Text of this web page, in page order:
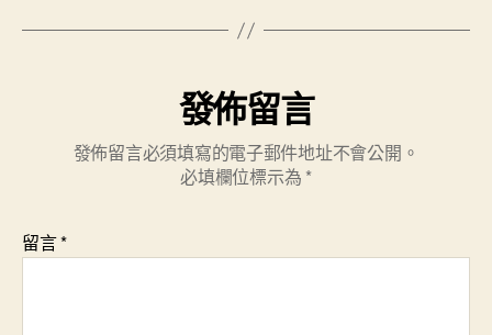
發佈留言
發佈留言必須填寫的電子郵件地址不會公開。
必填欄位標示為 *
留言*